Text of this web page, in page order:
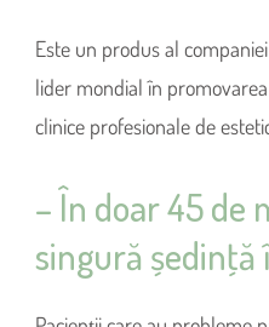
Este un produs al
lider mondial în
clinice profesionale de
– În doar 45 de
singură ședinţă